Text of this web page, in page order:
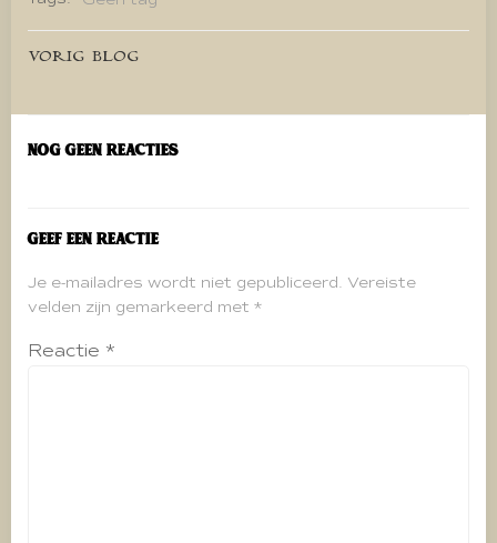
Bericht
navigatie
VORIG BLOG
Nog geen reacties
Geef een reactie
Je e-mailadres wordt niet gepubliceerd. Vereiste
velden zijn gemarkeerd met *
Reactie *